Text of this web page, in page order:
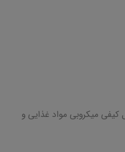
میکروبی مواد غذایی و